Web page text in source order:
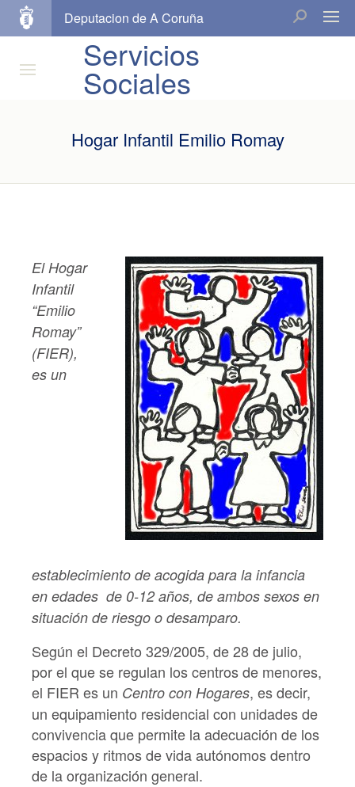
Deputacion de A Coruña
Servicios
Sociales
Hogar Infantil Emilio Romay
El Hogar
Infantil
“Emilio
Romay”
(FIER),
es un
establecimiento de acogida para la infancia
en edades de 0-12 años, de ambos sexos en
situación de riesgo o desamparo.
Según el Decreto 329/2005, de 28 de julio,
por el que se regulan los centros de menores,
el FIER es un Centro con Hogares, es decir,
un equipamiento residencial con unidades de
convivencia que permite la adecuación de los
espacios y ritmos de vida autónomos dentro
de la organización general.